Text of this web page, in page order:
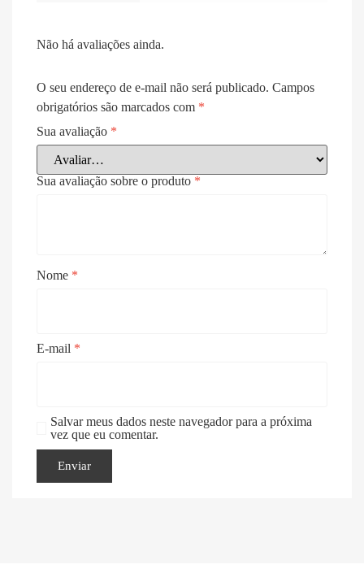
Não há avaliações ainda.
O seu endereço de e-mail não será publicado. Campos
obrigatórios são marcados com *
Sua avaliação *
Sua avaliação sobre o produto *
Nome *
E-mail *
Salvar meus dados neste navegador para a próxima
vez que eu comentar.